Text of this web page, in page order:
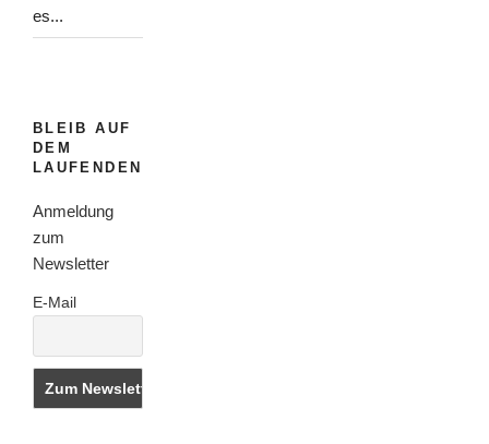
es...
BLEIB AUF
DEM
LAUFENDEN
Anmeldung
zum
Newsletter
E-Mail